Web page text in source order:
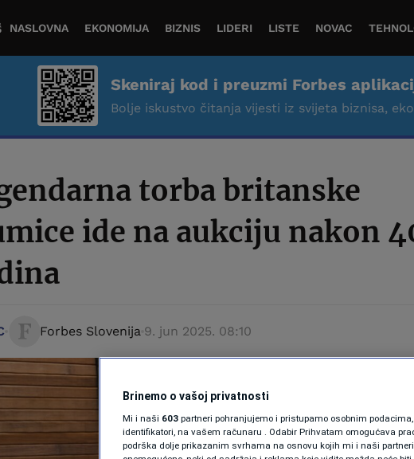
NASLOVNA EKONOMIJA BIZNIS LIDERI LISTE NOVAC
Skeniraj kod i preuzmi Forbes
Bolje iskustvo čitanja vijesti iz svijeta biznisa,
torba britanske
ide na aukciju nakon
Forbes Slovenija 9. jun 2025. 08:10
Brinemo o vašoj privatnosti
Mi i naši 603 partneri pohranjujemo i pristupamo osobnim
identifikatori, na vašem računaru . Odabir Prihvatam omogućava
podrška dolje prikazanim svrhama na osnovu kojih mi i naši